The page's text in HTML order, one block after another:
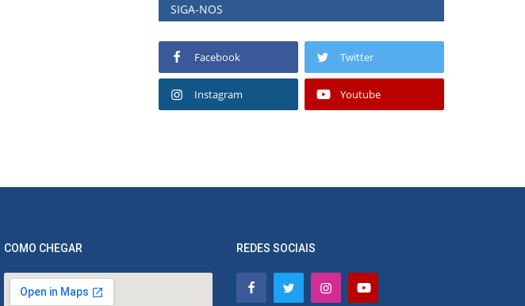
SIGA-NOS
Facebook Twitter
Instagram Youtube
COMO CHEGAR REDES SOCIAIS